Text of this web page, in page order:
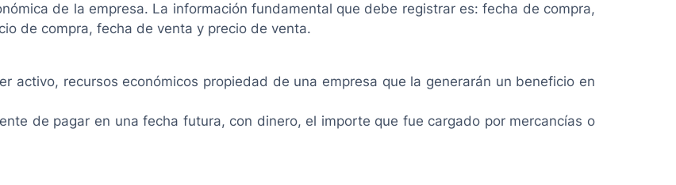
de la empresa. La información fundamental que debe registrar es: fecha de compra,
de compra, fecha de venta y precio de venta.
activo, recursos económicos propiedad de una empresa que la generarán un beneficio en
de pagar en una fecha futura, con dinero, el importe que fue cargado por mercancías o